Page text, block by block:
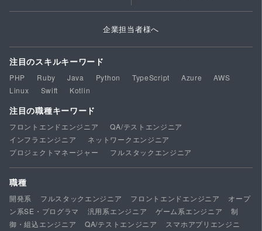
企業担当者様へ
注目のスキルキーワード
PHP Ruby Java Python TypeScript Azure
AWS
Linux
Swift Kotlin
注目の職種キーワード
フロントエンドエンジニア
QA/テストエンジニア
インフラエンジニア
ネットワークエンジニア
プロジェクトマネージャー
フルスタックエンジニア
職種
開発系 フルスタックエンジニア フロントエンドエンジニア
オープ
ン系SE・プログラマ
汎用系エンジニア ゲーム系エンジニア
制
御・組込エンジニア
QA/テストエンジニア
スマホアプリエンジニ